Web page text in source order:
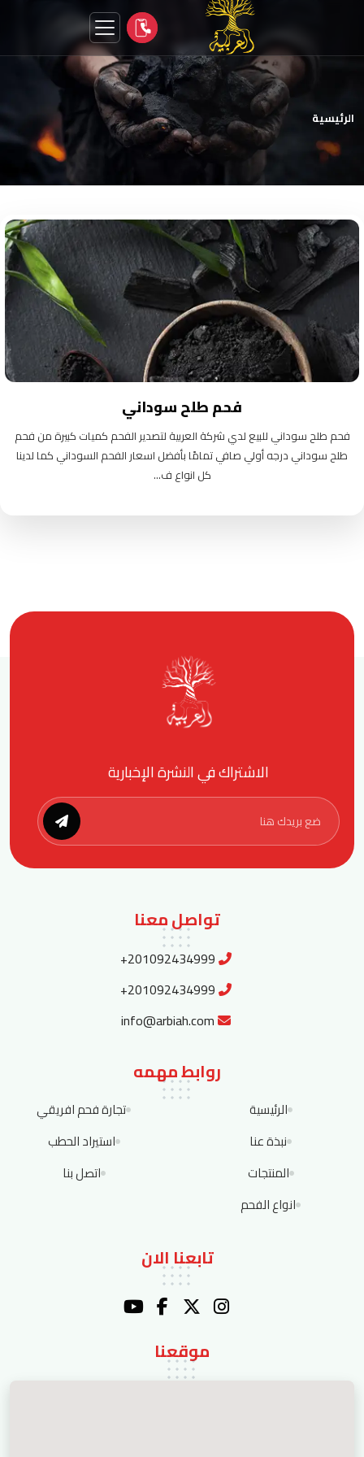
الرئيسية
فحم طلح سوداني
فحم طلح سوداني للبيع لدي شركة العربية لتصدير الفحم كميات كبيرة من فحم
طلح سوداني درجه أولي صافي تمامًا بأفضل اسعار الفحم السوداني كما لدينا
كل انواع ف...
الاشتراك في النشرة الإخبارية
تواصل معنا
+201092434999
+201092434999
info@arbiah.com
روابط مهمه
الرئيسية
نبذة عنا
المنتجات
انواع الفحم
تجارة فحم افريقي
استيراد الحطب
اتصل بنا
تابعنا الان
موقعنا